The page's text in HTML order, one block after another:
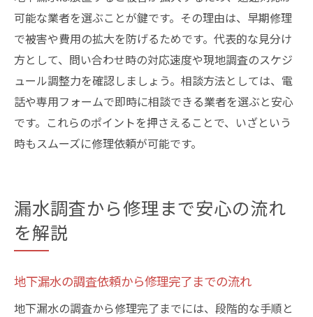
可能な業者を選ぶことが鍵です。その理由は、早期修理
で被害や費用の拡大を防げるためです。代表的な見分け
方として、問い合わせ時の対応速度や現地調査のスケジ
ュール調整力を確認しましょう。相談方法としては、電
話や専用フォームで即時に相談できる業者を選ぶと安心
です。これらのポイントを押さえることで、いざという
時もスムーズに修理依頼が可能です。
漏水調査から修理まで安心の流れ
を解説
地下漏水の調査依頼から修理完了までの流れ
地下漏水の調査から修理完了までには、段階的な手順と